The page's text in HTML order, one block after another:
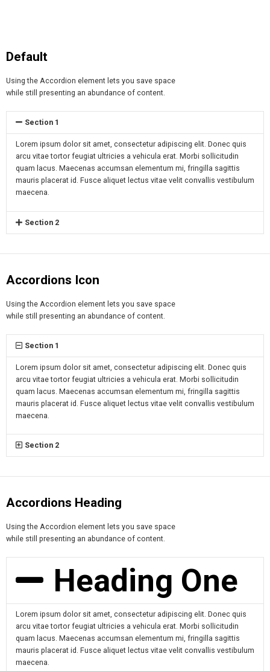
Default
Using the Accordion element lets you save space
while still presenting an abundance of content.
Section 1
Lorem ipsum dolor sit amet, consectetur adipiscing elit. Donec quis
arcu vitae tortor feugiat ultricies a vehicula erat. Morbi sollicitudin
quam lacus. Maecenas accumsan elementum mi, fringilla sagittis
mauris placerat id. Fusce aliquet lectus vitae velit convallis vestibulum
maecena.
Section 2
Accordions Icon
Using the Accordion element lets you save space
while still presenting an abundance of content.
Section 1
Lorem ipsum dolor sit amet, consectetur adipiscing elit. Donec quis
arcu vitae tortor feugiat ultricies a vehicula erat. Morbi sollicitudin
quam lacus. Maecenas accumsan elementum mi, fringilla sagittis
mauris placerat id. Fusce aliquet lectus vitae velit convallis vestibulum
maecena.
Section 2
Accordions Heading
Using the Accordion element lets you save space
while still presenting an abundance of content.
Heading One
Lorem ipsum dolor sit amet, consectetur adipiscing elit. Donec quis
arcu vitae tortor feugiat ultricies a vehicula erat. Morbi sollicitudin
quam lacus. Maecenas accumsan elementum mi, fringilla sagittis
mauris placerat id. Fusce aliquet lectus vitae velit convallis vestibulum
maecena.